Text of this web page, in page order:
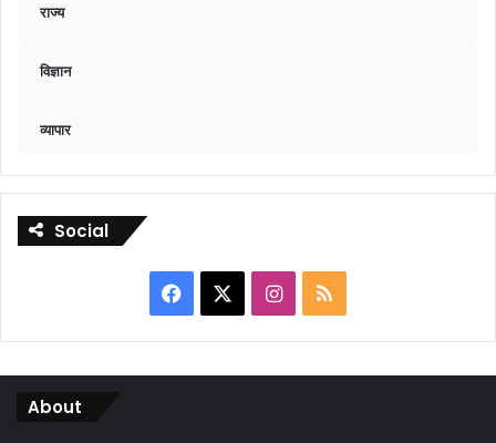
राज्य
विज्ञान
व्यापार
Social
Facebook Instagram
RSS
About